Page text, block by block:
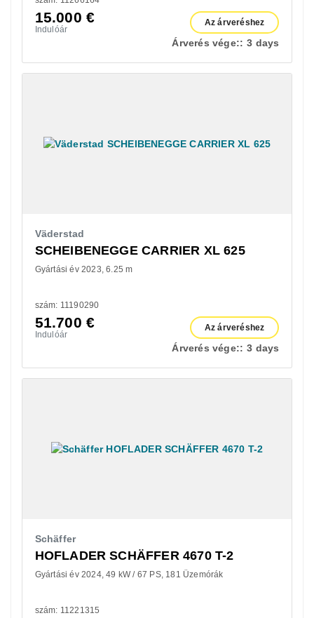
15.000 €
Indulóár
Az árveréshez
Árverés vége:: 3 days
Väderstad
SCHEIBENEGGE CARRIER XL 625
Gyártási év 2023 6.25 m
szám: 11190290
51.700 €
Indulóár
Az árveréshez
Árverés vége:: 3 days
Schäffer
HOFLADER SCHÄFFER 4670 T-2
Gyártási év 2024 49 kW / 67 PS 181 Üzemórák
szám: 11221315